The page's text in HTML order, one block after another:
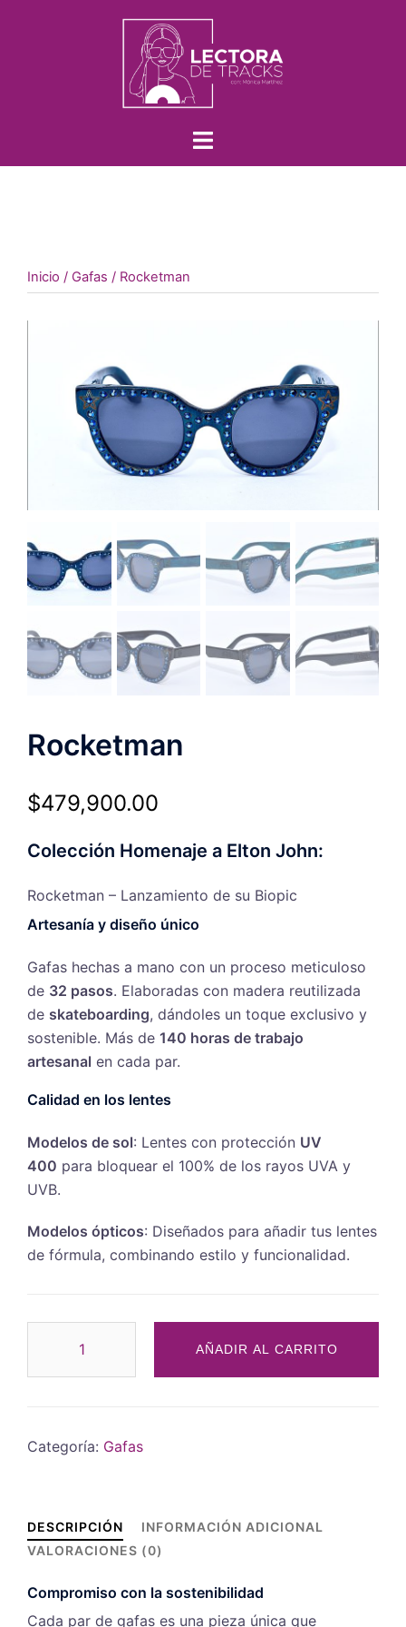
Inicio / Gafas / Rocketman
Rocketman
$479,900.00
Colección Homenaje a Elton John:
Rocketman – Lanzamiento de su Biopic
Artesanía y diseño único
Gafas hechas a mano con un proceso meticuloso
de 32 pasos. Elaboradas con madera reutilizada
de skateboarding, dándoles un toque exclusivo y
sostenible. Más de 140 horas de trabajo
artesanal en cada par.
Calidad en los lentes
Modelos de sol: Lentes con protección UV
400 para bloquear el 100% de los rayos UVA y
UVB.
Modelos ópticos: Diseñados para añadir tus lentes
de fórmula, combinando estilo y funcionalidad.
AÑADIR AL CARRITO
Categoría: Gafas
DESCRIPCIÓN
INFORMACIÓN ADICIONAL
VALORACIONES (0)
Compromiso con la sostenibilidad
Cada par de gafas es una pieza única que